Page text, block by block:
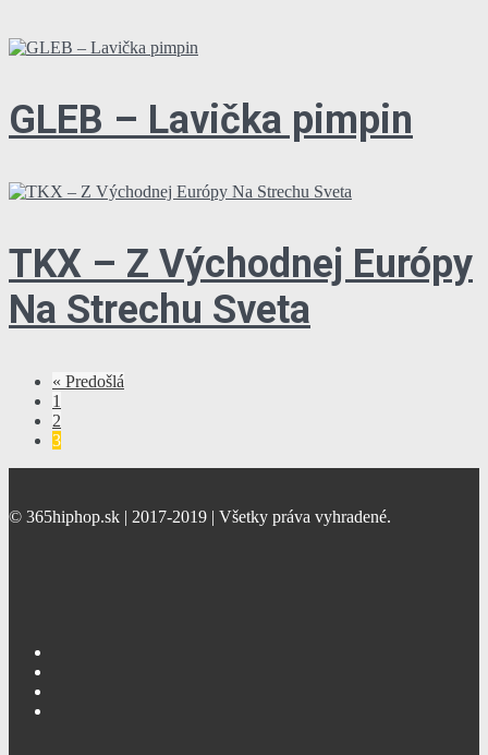
GLEB – Lavička pimpin
TKX – Z Východnej Európy
Na Strechu Sveta
« Predošlá
1
2
3
© 365hiphop.sk | 2017-2019 | Všetky práva vyhradené.